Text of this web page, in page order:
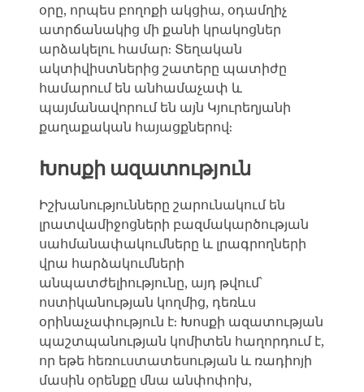
օրը, որպես բողոքի ակցիա, օդամղիչ
ատրճանակից մի քանի կրակոցներ
արձակելու համար: Տեղական
ակտիվիստներից շատերը պատիժը
համարում են անհամաչափ և
պայմանավորում են այն Կյուրեղյանի
քաղաքական հայացքներով:
Խոսքի ազատություն
Իշխանությունները շարունակում են
լրատվամիջոցների բազմակարծության
սահմանափակումները և լրագրողների
վրա հարձակումների
անպատժելիությունը, այդ թվում՝
ոստիկանության կողմից, դեռևս
օրինաչափություն է: Խոսքի ազատության
պաշտպանության կոմիտեն հաղորդում է,
որ եթե հեռուստատեսության և ռադիոյի
մասին օրենքը մնա անփոփոխ,